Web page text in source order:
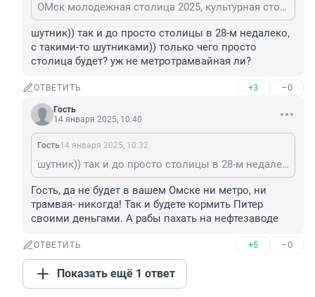
ОМск молодежная столица 2025, культурная столица 2026, красивая столица 2027
шутник)) так и до просто столицы в 28-м недалеко,
с такими-то шутниками)) только чего просто
столица будет? уж не метротрамвайная ли?
ОТВЕТИТЬ +3 –0
Гость
14 января 2025, 10:40
Гость14 января 2025, 10:32
шутник)) так и до просто столицы в 28-м недалеко, с такими-то шутниками)) только чего просто столица будет? уж не метротрамвайная ли?
Гость, да не будет в вашем Омске ни метро, ни
трамвая- никогда! Так и будете кормить Питер
своими деньгами. А рабы пахать на нефтезаводе
ОТВЕТИТЬ +5 –0
Показать ещё 1 ответ